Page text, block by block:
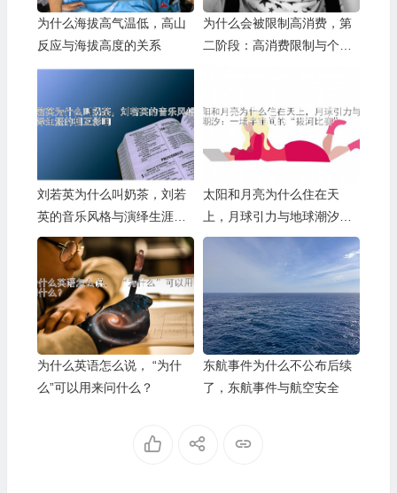
为什么海拔高气温低，高山
反应与海拔高度的关系
为什么会被限制高消费，第
二阶段：高消费限制与个人
刘若英为什么叫奶茶，刘若
英的音乐风格与演绎生涯的
相互影响
太阳和月亮为什么住在天
上，月球引力与地球潮汐：
一场宇宙间的“拔河比赛”
为什么英语怎么说， “为什
么”可以用来问什么？
东航事件为什么不公布后续
了，东航事件与航空安全